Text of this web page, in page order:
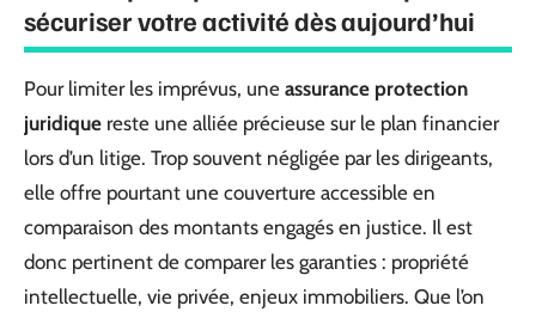
sécuriser votre activité dès aujourd’hui
Pour limiter les imprévus, une assurance protection
juridique reste une alliée précieuse sur le plan financier
lors d’un litige. Trop souvent négligée par les dirigeants,
elle offre pourtant une couverture accessible en
comparaison des montants engagés en justice. Il est
donc pertinent de comparer les garanties : propriété
intellectuelle, vie privée, enjeux immobiliers. Que l’on